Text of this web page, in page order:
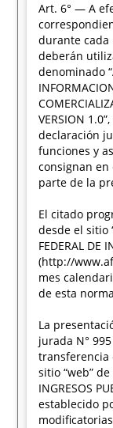
Art. 6° — A
durante cada
deberán
denominado
VERSION
declaración
funciones y
consignan en
parte de la
El citado
desde el sitio
FEDERAL DE
(http://
mes
de esta
La
jurada N°
transferencia
sitio “web” de
INGRESOS
establecido